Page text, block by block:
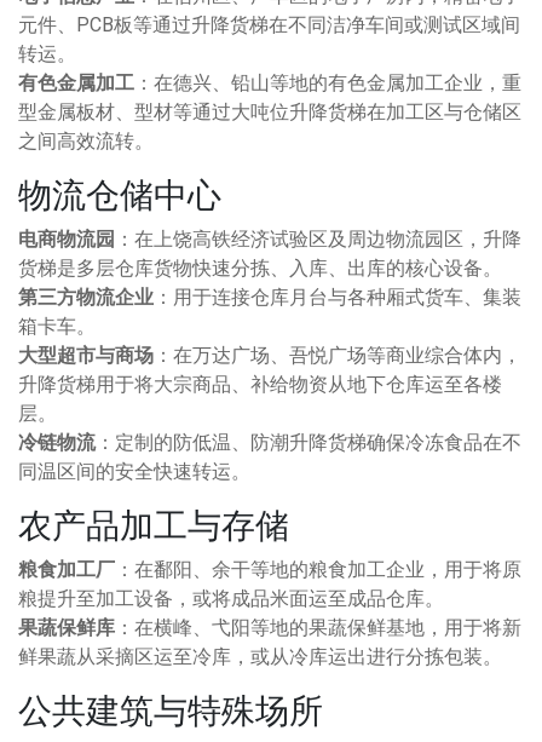
元件、PCB板等通过升降货梯在不同洁净车间或测试区域间
转运。
有色金属加工 ：在德兴、铅山等地的有色金属加工企业，重
型金属板材、型材等通过大吨位升降货梯在加工区与仓储区
之间高效流转。
物流仓储中心
电商物流园 ：在上饶高铁经济试验区及周边物流园区，升降
货梯是多层仓库货物快速分拣、入库、出库的核心设备。
第三方物流企业 ：用于连接仓库月台与各种厢式货车、集装
箱卡车。
大型超市与商场 ：在万达广场、吾悦广场等商业综合体内，
升降货梯用于将大宗商品、补给物资从地下仓库运至各楼
层。
冷链物流：定制的防低温、防潮升降货梯确保冷冻食品在不
同温区间的安全快速转运。
农产品加工与存储
粮食加工厂 ：在鄱阳、余干等地的粮食加工企业，用于将原
粮提升至加工设备，或将成品米面运至成品仓库。
果蔬保鲜库 ：在横峰、弋阳等地的果蔬保鲜基地，用于将新
鲜果蔬从采摘区运至冷库，或从冷库运出进行分拣包装。
公共建筑与特殊场所